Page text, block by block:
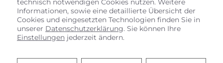
IHR PARTNER FÜR ÖL- UND
GASHEIZUNGEN
technisch notwendigen Cookies nutzen. Weitere
Informationen, sowie eine detaillierte Übersicht der
Cookies und eingesetzten Technologien finden Sie in
unserer Datenschutzerklärung. Sie können Ihre
Einstellungen jederzeit ändern.